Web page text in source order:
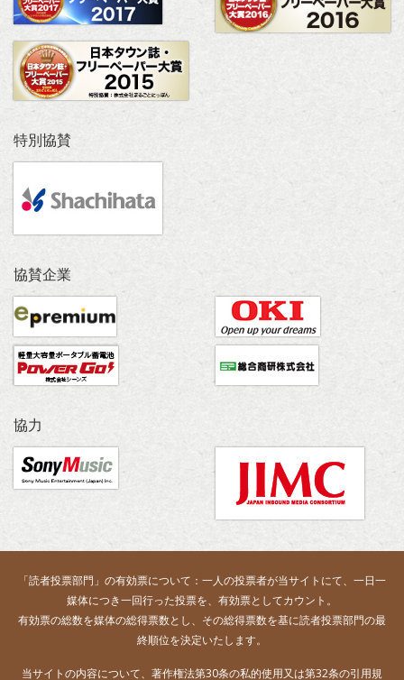
特別協賛
協賛企業
協力
「読者投票部門」の有効票について：一人の投票者が当サイトにて、一日一
媒体につき一回行った投票を、有効票としてカウント。
有効票の総数を媒体の総得票数とし、その総得票数を基に読者投票部門の最
終順位を決定いたします。
当サイトの内容について、著作権法第30条の私的使用又は第32条の引用規